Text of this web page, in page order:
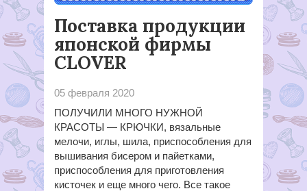
Поставка продукции
японской фирмы
CLOVER
05 февраля 2020
ПОЛУЧИЛИ МНОГО НУЖНОЙ
КРАСОТЫ — КРЮЧКИ, вязальные
мелочи, иглы, шила, приспособления для
вышивания бисером и пайетками,
приспособления для приготовления
кисточек и еще много чего. Все такое